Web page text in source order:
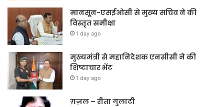
मानसून-एसईओसी से मुख्य सचिव ने की
विस्तृत समीक्षा
1 day ago
मुख्यमंत्री से महानिदेशक एनसीसी ने की
शिष्टाचार भेंट
1 day ago
ग़ज़ल – रीता गुलाटी